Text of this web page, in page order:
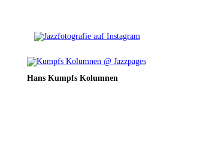
Hans Kumpfs Kolumnen